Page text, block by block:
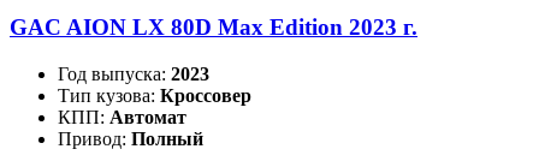
GAC AION LX 80D Max Edition 2023 г.
Год выпуска: 2023
Тип кузова: Кроссовер
КПП: Автомат
Привод: Полный